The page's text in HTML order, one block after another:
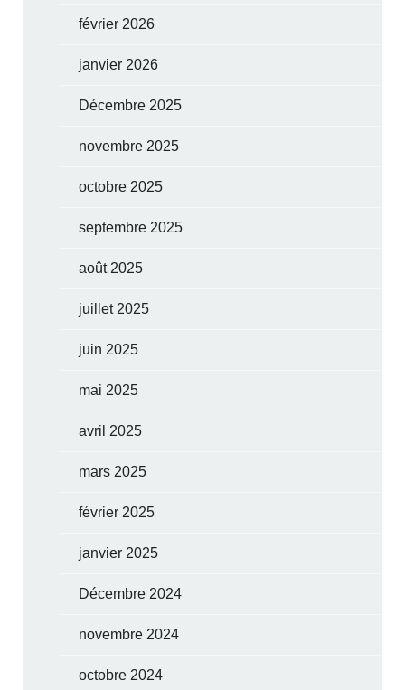
février 2026
janvier 2026
Décembre 2025
novembre 2025
octobre 2025
septembre 2025
août 2025
juillet 2025
juin 2025
mai 2025
avril 2025
mars 2025
février 2025
janvier 2025
Décembre 2024
novembre 2024
octobre 2024